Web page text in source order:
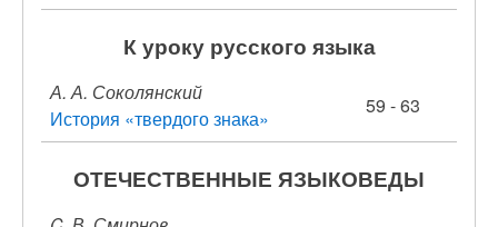
К уроку русского языка
А. А. Соколянский
История «твердого знака»
59 - 63
ОТЕЧЕСТВЕННЫЕ ЯЗЫКОВЕДЫ